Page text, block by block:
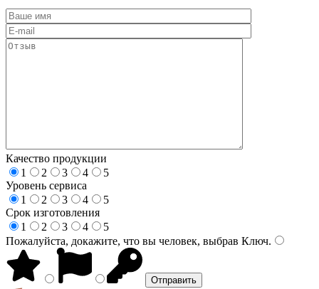
Качество продукции
1
2 3 4
5
Уровень сервиса
1
2 3 4
5
Срок изготовления
1
2 3 4
5
Пожалуйста, докажите, что вы человек, выбрав Ключ.